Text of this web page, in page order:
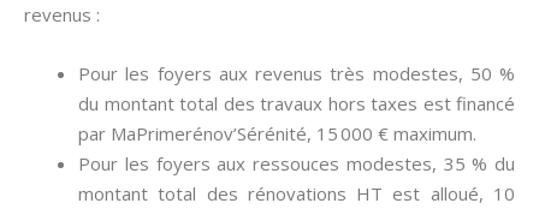
revenus :
Pour les foyers aux revenus très modestes, 50 %
du montant total des travaux hors taxes est financé
par MaPrimerénov’Sérénité, 15 000 € maximum.
Pour les foyers aux ressouces modestes, 35 % du
montant total des rénovations HT est alloué, 10